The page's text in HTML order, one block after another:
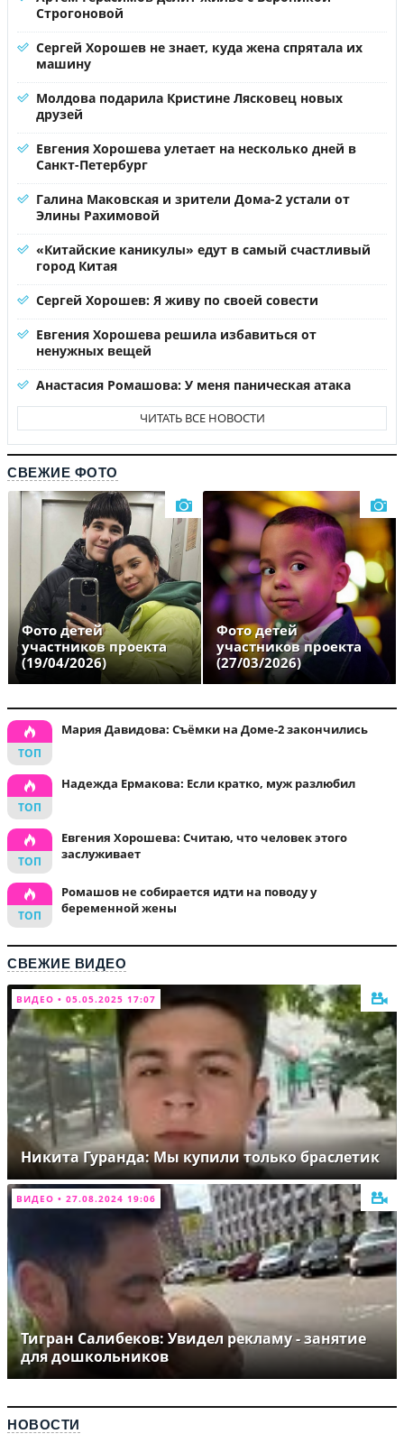
Строгоновой
Сергей Хорошев не знает, куда жена спрятала их
машину
Молдова подарила Кристине Лясковец новых
друзей
Евгения Хорошева улетает на несколько дней в
Санкт-Петербург
Галина Маковская и зрители Дома-2 устали от
Элины Рахимовой
«Китайские каникулы» едут в самый счастливый
город Китая
Сергей Хорошев: Я живу по своей совести
Евгения Хорошева решила избавиться от
ненужных вещей
Анастасия Ромашова: У меня паническая атака
ЧИТАТЬ ВСЕ НОВОСТИ
СВЕЖИЕ ФОТО
Фото детей
участников проекта
(19/04/2026)
Фото детей
участников проекта
(27/03/2026)
Мария Давидова: Съёмки на Доме-2 закончились
Надежда Ермакова: Если кратко, муж разлюбил
Евгения Хорошева: Считаю, что человек этого
заслуживает
Ромашов не собирается идти на поводу у
беременной жены
СВЕЖИЕ ВИДЕО
ВИДЕО • 05.05.2025 17:07
Никита Гуранда: Мы купили только браслетик
ВИДЕО • 27.08.2024 19:06
Тигран Салибеков: Увидел рекламу - занятие
для дошкольников
НОВОСТИ